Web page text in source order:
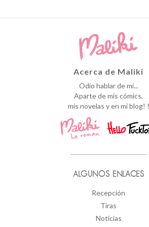
Acerca de Maliki
Odio hablar de mi...
Aparte de mis cómics,
mis novelas y en mi blog! !
ALGUNOS ENLACES
Recepción
Tiras
Noticias